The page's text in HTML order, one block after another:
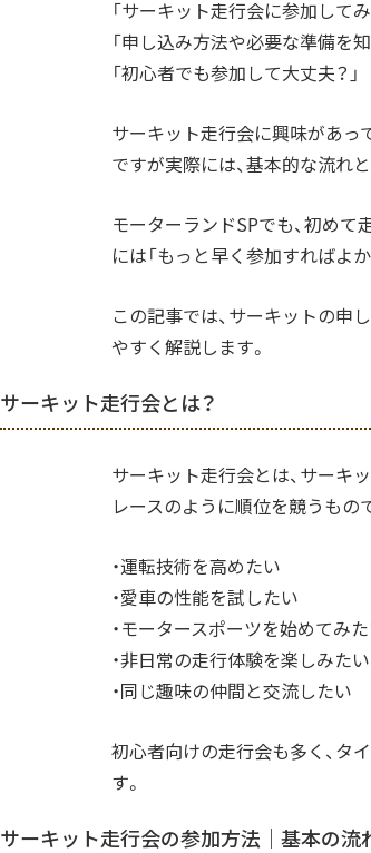
「サーキット走行会に参加して
「申し込み方法や必要な準備を知
「初心者でも参加して大丈夫？」
サーキット走行会に興味があっ
ですが実際には、基本的な流れ
モーターランドSPでも、初め
には「もっと早く参加すればよ
この記事では、サーキットの申
やすく解説します。
サーキット走行会とは？
サーキット走行会とは、サーキ
レースのように順位を競うもの
・運転技術を高めたい
・愛車の性能を試したい
・モータースポーツを始めてみ
・非日常の走行体験を楽しみたい
・同じ趣味の仲間と交流したい
初心者向けの走行会も多く、タ
す。
サーキット走行会の参加方法｜基本の流